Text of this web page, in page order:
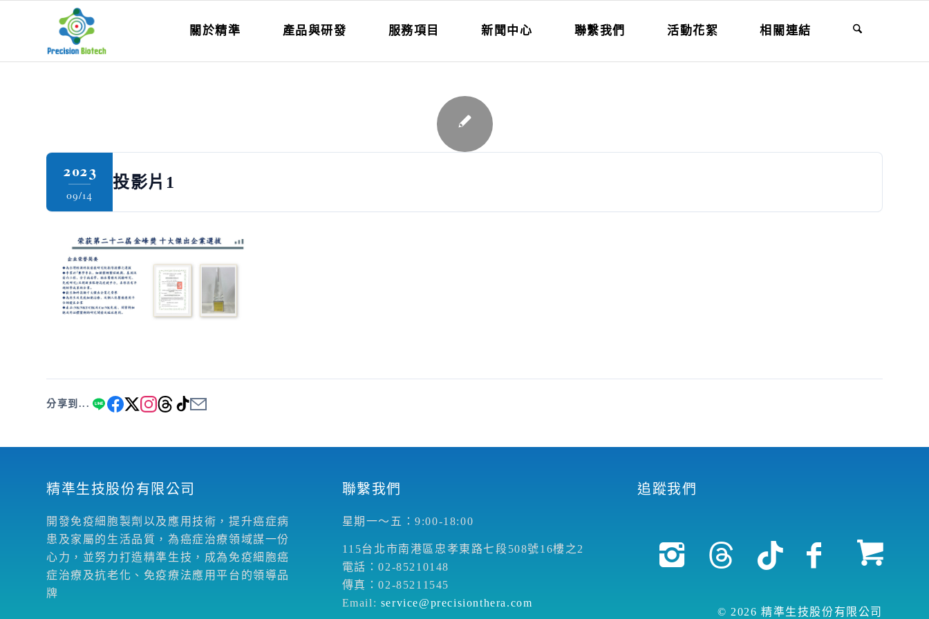
關於精準 產品與研發 服務項目 新聞中心 聯繫我們 活動花絮 相關連結
2023
09/14
投影片1
分享到...
精準生技股份有限公司
開發免疫細胞製劑以及應用技術，提升癌症病
患及家屬的生活品質，為癌症治療領域謀一份
心力，並努力打造精準生技，成為免疫細胞癌
症治療及抗老化、免疫療法應用平台的領導品
牌
聯繫我們
星期一～五：9:00-18:00
115台北市南港區忠孝東路七段508號16樓之2
電話：02-85210148
傳真：02-85211545
Email: service@precisionthera.com
追蹤我們
© 2026 精準生技股份有限公司